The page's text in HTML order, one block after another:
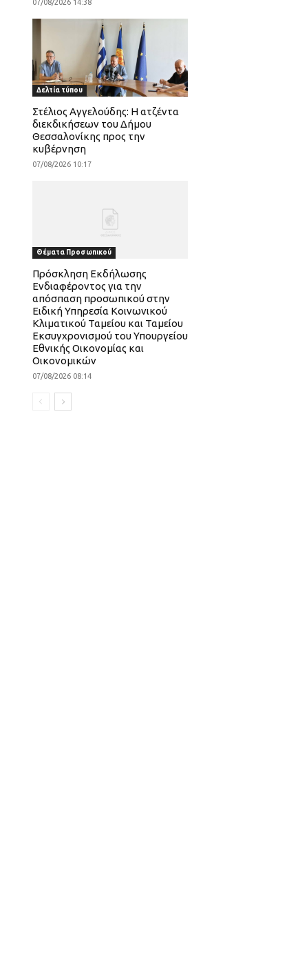
07/08/2026 14:38
Δελτία τύπου
Στέλιος Αγγελούδης: Η ατζέντα
διεκδικήσεων του Δήμου
Θεσσαλονίκης προς την
κυβέρνηση
07/08/2026 10:17
Θέματα Προσωπικού
Πρόσκληση Εκδήλωσης
Ενδιαφέροντος για την
απόσπαση προσωπικού στην
Ειδική Υπηρεσία Κοινωνικού
Κλιματικού Ταμείου και Ταμείου
Εκσυγχρονισμού του Υπουργείου
Εθνικής Οικονομίας και
Οικονομικών
07/08/2026 08:14